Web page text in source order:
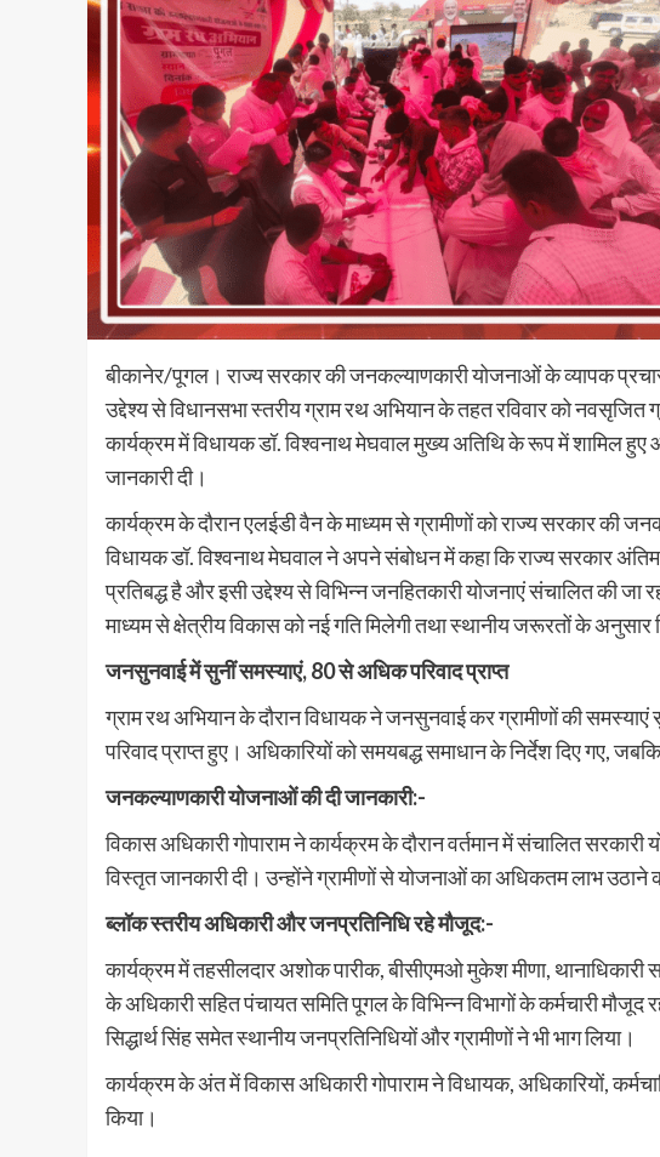
बीकानेर/पूगल। राज्य सरकार की जनकल्याणकारी योजनाओं के व्यापक
उद्देश्य से विधानसभा स्तरीय ग्राम रथ अभियान के तहत रविवार को नवसृजित
कार्यक्रम में विधायक डॉ. विश्वनाथ मेघवाल मुख्य अतिथि के रूप में शामिल हुए
जानकारी दी।
कार्यक्रम के दौरान एलईडी वैन के माध्यम से ग्रामीणों को राज्य सरकार की
विधायक डॉ. विश्वनाथ मेघवाल ने अपने संबोधन में कहा कि राज्य सरकार
प्रतिबद्ध है और इसी उद्देश्य से विभिन्न जनहितकारी योजनाएं संचालित की
माध्यम से क्षेत्रीय विकास को नई गति मिलेगी तथा स्थानीय जरूरतों के अनुसार
जनसुनवाई में सुनीं समस्याएं, 80 से अधिक परिवाद प्राप्त
ग्राम रथ अभियान के दौरान विधायक ने जनसुनवाई कर ग्रामीणों की
परिवाद प्राप्त हुए। अधिकारियों को समयबद्ध समाधान के निर्देश दिए गए,
जनकल्याणकारी योजनाओं की दी जानकारी:-
विकास अधिकारी गोपाराम ने कार्यक्रम के दौरान वर्तमान में संचालित
विस्तृत जानकारी दी। उन्होंने ग्रामीणों से योजनाओं का अधिकतम लाभ उठाने
ब्लॉक स्तरीय अधिकारी और जनप्रतिनिधि रहे मौजूद:-
कार्यक्रम में तहसीलदार अशोक पारीक, बीसीएमओ मुकेश मीणा, थानाधिकारी
के अधिकारी सहित पंचायत समिति पूगल के विभिन्न विभागों के कर्मचारी
सिद्धार्थ सिंह समेत स्थानीय जनप्रतिनिधियों और ग्रामीणों ने भी भाग लिया।
कार्यक्रम के अंत में विकास अधिकारी गोपाराम ने विधायक, अधिकारियों,
किया।